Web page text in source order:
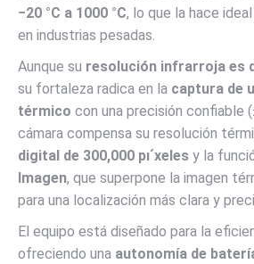
−20 °C a 1000 °C, lo que la hace
en industrias pesadas.
Aunque su resolución infrarroja es
su fortaleza radica en la captura de
térmico con una precisión confiable (
cámara compensa su resolución
digital de 300,000 pıˊxeles y la
Imagen, que superpone la imagen
para una localización más clara y
El equipo está diseñado para la
ofreciendo una autonomía de